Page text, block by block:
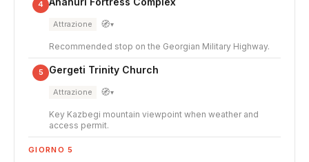
4
Attrazione 🧭▾
Recommended stop on the Georgian Military Highway.
5 Gergeti Trinity Church
Attrazione 🧭▾
Key Kazbegi mountain viewpoint when weather and
access permit.
GIORNO 5